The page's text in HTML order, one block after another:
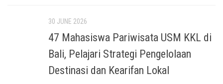
30 JUNE 2026
47 Mahasiswa Pariwisata USM KKL di
Bali, Pelajari Strategi Pengelolaan
Destinasi dan Kearifan Lokal